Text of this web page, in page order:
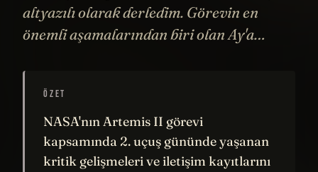
altyazılı olarak derledim. Görevin en
önemli aşamalarından biri olan Ay'a…
ÖZET
NASA'nın Artemis II görevi
kapsamında 2. uçuş gününde yaşanan
kritik gelişmeleri ve iletişim kayıtlarını